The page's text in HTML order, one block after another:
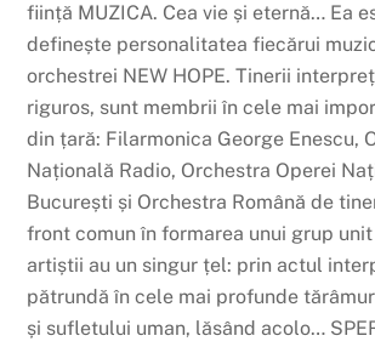
ființă MUZICA. Cea vie și eternă… Ea
definește personalitatea fiecărui
orchestrei NEW HOPE. Tinerii
riguros, sunt membrii în cele mai
din țară: Filarmonica George Enescu,
Națională Radio, Orchestra Operei
București și Orchestra Română de
front comun în formarea unui grup
artiștii au un singur țel: prin actul
pătrundă în cele mai profunde
și sufletului uman, lăsând acolo…